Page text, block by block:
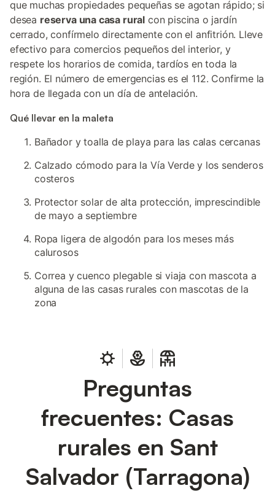
que muchas propiedades pequeñas se agotan rápido; si
desea reserva una casa rural con piscina o jardín
cerrado, confírmelo directamente con el anfitrión. Lleve
efectivo para comercios pequeños del interior, y
respete los horarios de comida, tardíos en toda la
región. El número de emergencias es el 112. Confirme la
hora de llegada con un día de antelación.
Qué llevar en la maleta
Bañador y toalla de playa para las calas cercanas
Calzado cómodo para la Vía Verde y los senderos
costeros
Protector solar de alta protección, imprescindible
de mayo a septiembre
Ropa ligera de algodón para los meses más
calurosos
Correa y cuenco plegable si viaja con mascota a
alguna de las casas rurales con mascotas de la
zona
Preguntas
frecuentes: Casas
rurales en Sant
Salvador (Tarragona)